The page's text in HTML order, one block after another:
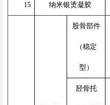
15 纳米银烫凝胶
股骨部件
（稳定
型）
胫骨托